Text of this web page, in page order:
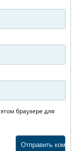
браузере для